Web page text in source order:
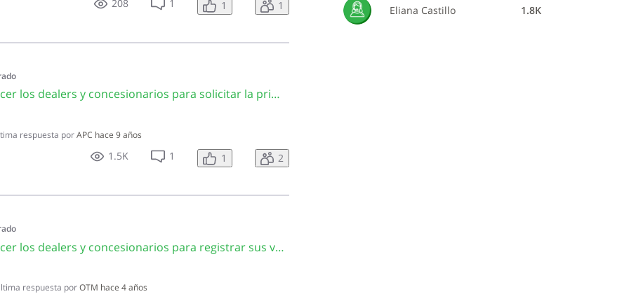
208 1 1 1
CA1163 ¿Qué deben hacer los dealers y concesionarios para solicitar la primera placa a los vehículos/motocicletas que han importado?
respuesta porAPC hace 9 años
1.5K 1 1 2
CA4838 ¿Qué deben hacer los dealers y concesionarios para registrar sus vehículos en la Oficina Virtual?
respuesta porOTM hace 4 años
Eliana Castillo 1.8K